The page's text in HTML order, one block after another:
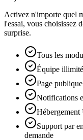
Activez n'importe quel
l'essai, vous choisissez
surprise.
Tous les
Équipe
Page
Notifications
Hébergement
Support par
demande